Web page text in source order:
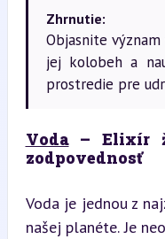
Zhrnutie:
Objasnite
jej kolobeh a
prostredie pre
Voda – Elixír
zodpovednosť
Voda je jednou z
našej planéte. Je